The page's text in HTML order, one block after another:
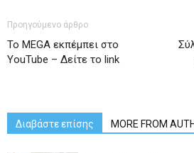
Προηγούμενο άρθρο
To MEGA εκπέμπει στο
YouTube – Δείτε το link
Διαβάστε επίσης MORE FROM